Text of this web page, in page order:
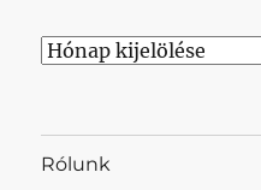
Archívum
Rólunk